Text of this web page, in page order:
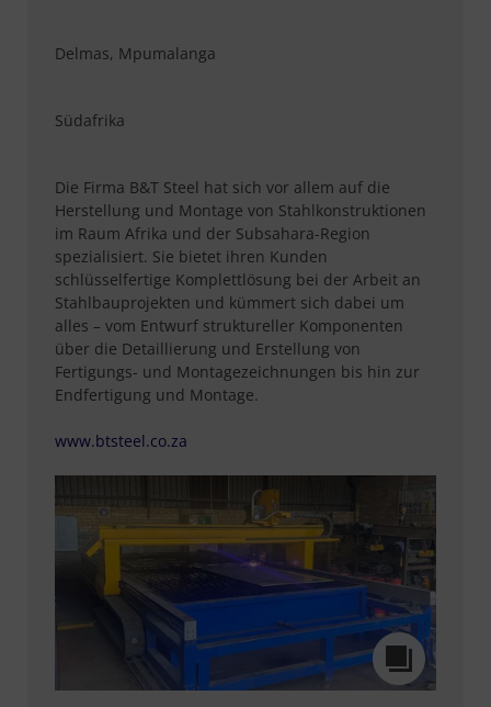
Delmas, Mpumalanga
Südafrika
Die Firma B&T Steel hat sich vor allem auf die
Herstellung und Montage von Stahlkonstruktionen
im Raum Afrika und der Subsahara-Region
spezialisiert. Sie bietet ihren Kunden
schlüsselfertige Komplettlösung bei der Arbeit an
Stahlbauprojekten und kümmert sich dabei um
alles – vom Entwurf struktureller Komponenten
über die Detaillierung und Erstellung von
Fertigungs- und Montagezeichnungen bis hin zur
Endfertigung und Montage.
www.btsteel.co.za